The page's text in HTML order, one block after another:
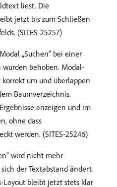
liest. Die
jetzt bis zum Schließen
(SITES-25257)
„Suchen“ bei einer
wurden behoben. Modal-
um und überlappen
Baumverzeichnis.
anzeigen und im
ohne dass
werden. (SITES-25246)
wird nicht mehr
der Textabstand ändert.
Layout bleibt jetzt stets klar